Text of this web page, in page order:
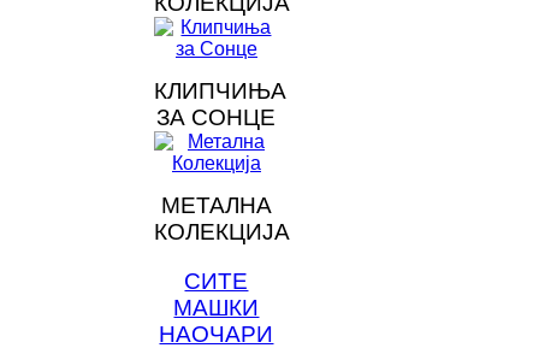
КЛИПЧИЊА
ЗА СОНЦЕ
МЕТАЛНА
КОЛЕКЦИЈА
СИТЕ
МАШКИ
НАОЧАРИ